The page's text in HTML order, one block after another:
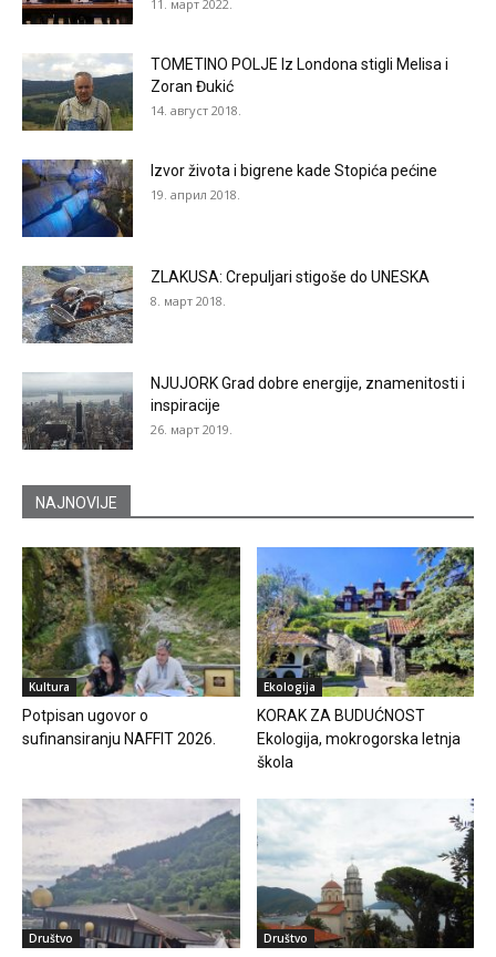
11. март 2022.
TOMETINO POLJE Iz Londona stigli Melisa i
Zoran Đukić
14. август 2018.
Izvor života i bigrene kade Stopića pećine
19. април 2018.
ZLAKUSA: Crepuljari stigoše do UNESKA
8. март 2018.
NJUJORK Grad dobre energije, znamenitosti i
inspiracije
26. март 2019.
NAJNOVIJE
Kultura
Potpisan ugovor o
sufinansiranju NAFFIT 2026.
Ekologija
KORAK ZA BUDUĆNOST
Ekologija, mokrogorska letnja
škola
Društvo Društvo